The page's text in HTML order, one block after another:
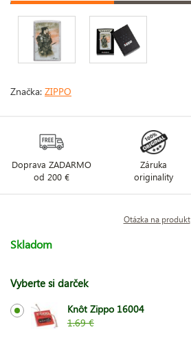
Značka: ZIPPO
Doprava ZADARMO
od 200 €
Záruka
originality
Otázka na produkt
Skladom
Vyberte si darček
Knôt Zippo 16004
1.69 €